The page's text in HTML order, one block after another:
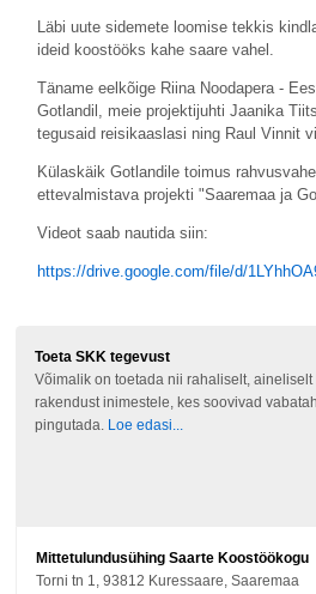
Läbi uute sidemete loomise tekkis
ideid koostööks kahe saare vahel.
Täname eelkõige Riina Noodapera -
Gotlandil, meie projektijuhti Jaanika
tegusaid reisikaaslasi ning Raul Vinnit
Külaskäik Gotlandile toimus
ettevalmistava projekti "Saaremaa ja
Videot saab nautida siin:
https://drive.google.com/file/d/
Toeta SKK tegevust
Võimalik on toetada nii rahaliselt,
rakendust inimestele, kes soovivad
pingutada.
Loe edasi...
Mittetulundusühing Saarte Koostöökogu
Torni tn 1, 93812 Kuressaare, Saaremaa